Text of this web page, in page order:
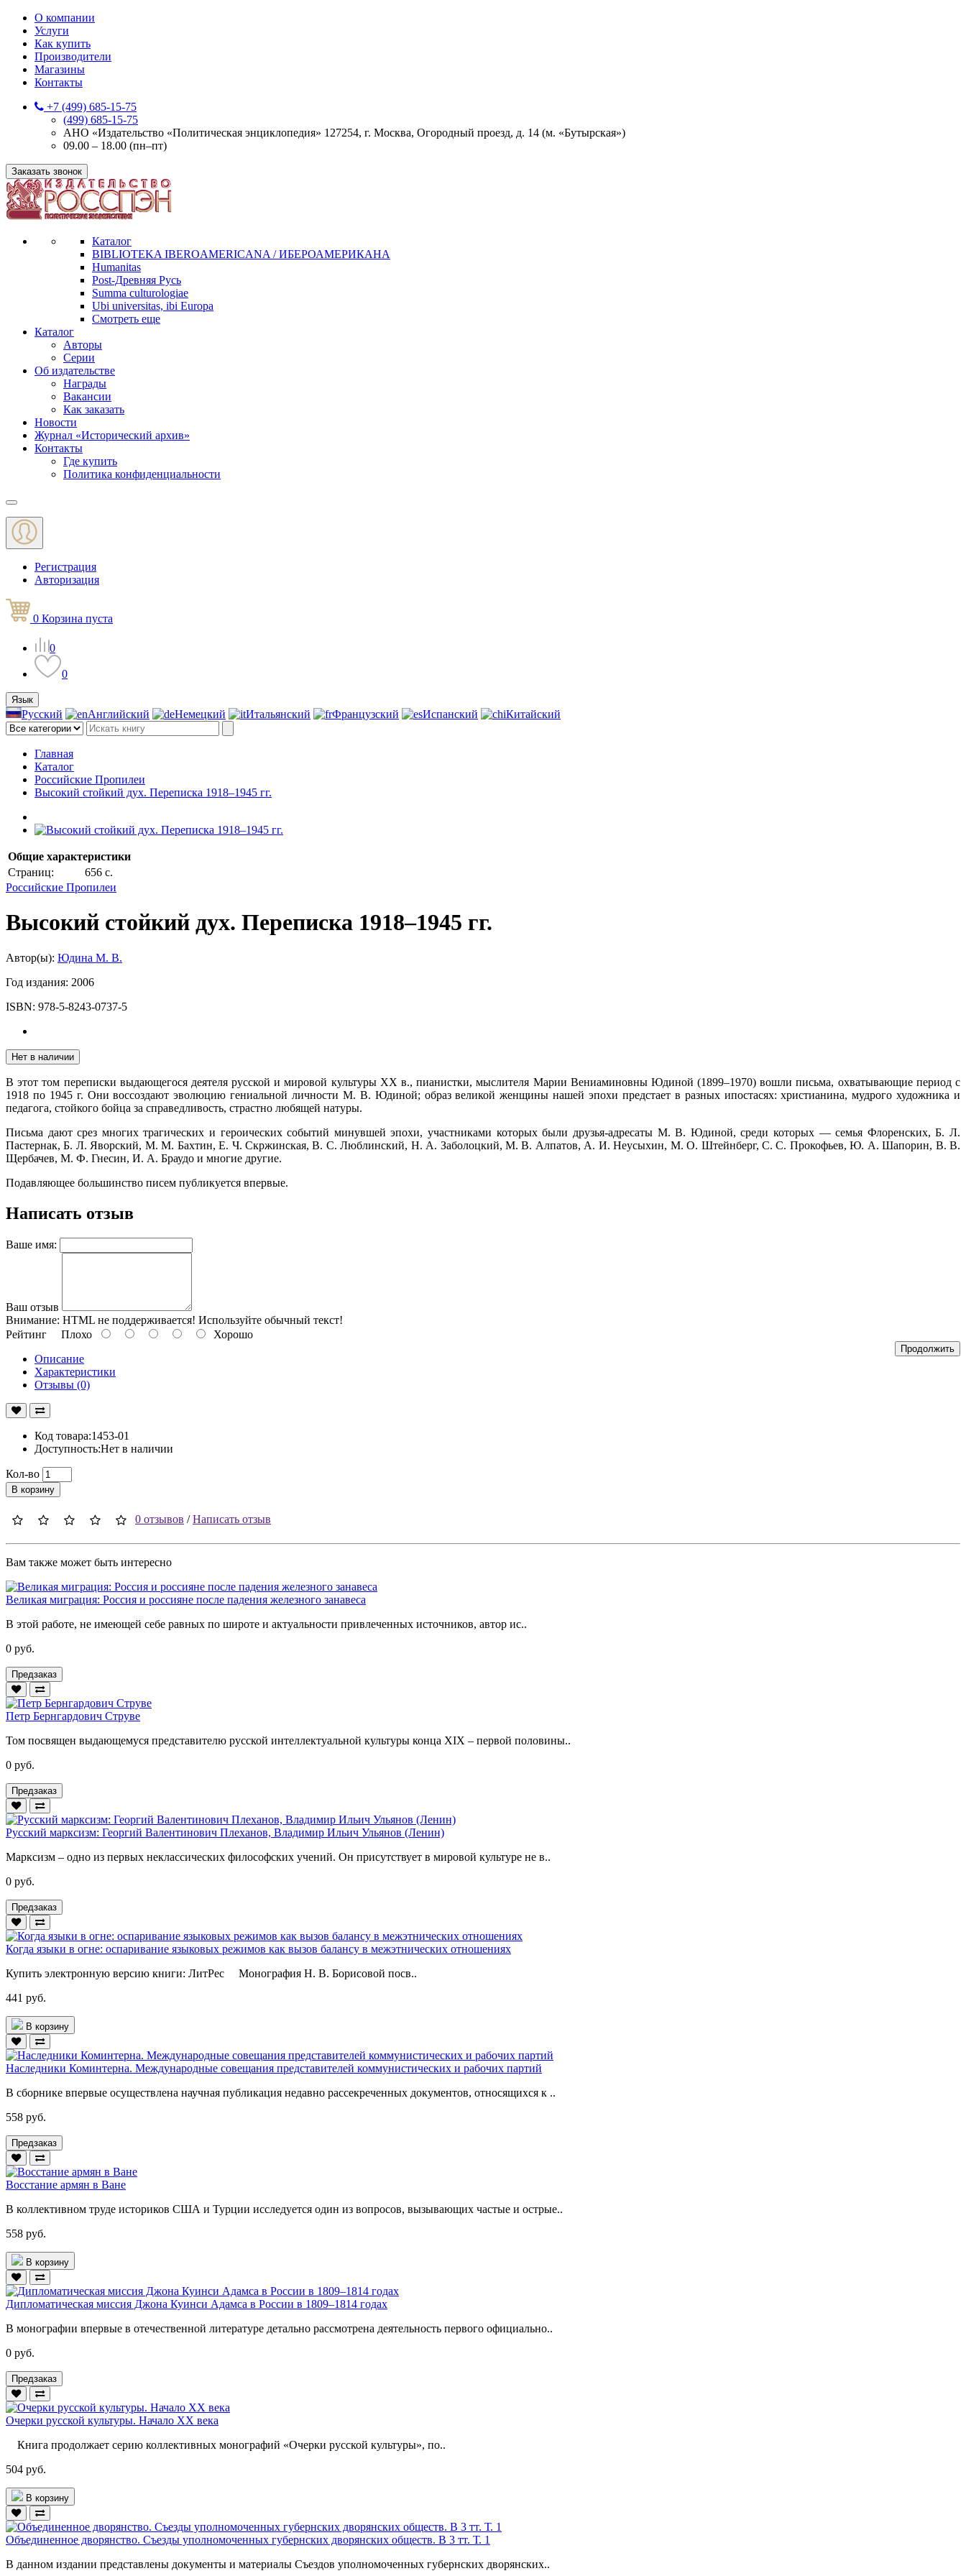
О компании
Услуги
Как купить
Производители
Магазины
Контакты
+7 (499) 685-15-75
(499) 685-15-75
АНО «Издательство «Политическая энциклопедия» 127254, г. Москва, Огородный проезд, д. 14 (м. «Бутырская»)
09.00 – 18.00 (пн–пт)
Заказать звонок
Каталог
BIBLIOTEKA IBEROAMERICANA / ИБЕРОАМЕРИКАНА
Humanitas
Post-Древняя Русь
Summa culturologiae
Ubi universitas, ibi Europa
Смотреть еще
Каталог
Авторы
Серии
Об издательстве
Награды
Вакансии
Как заказать
Новости
Журнал «Исторический архив»‎
Контакты
Где купить
Политика конфиденциальности
Меню
Регистрация
Авторизация
0 Корзина пуста
0
0
Язык
Русский Английский Немецкий Итальянский Французский Испанский Китайский
Главная
Каталог
Российские Пропилеи
Высокий стойкий дух. Переписка 1918–1945 гг.
Общие характеристики
Страниц:
656 с.
Российские Пропилеи
Высокий стойкий дух. Переписка 1918–1945 гг.
Автор(ы): Юдина М. В.
Год издания: 2006
ISBN: 978-5-8243-0737-5
Нет в наличии
В этот том переписки выдающегося деятеля русской и мировой культуры ХХ в., пианистки, мыслителя Марии Вениаминовны Юдиной (1899–1970) вошли письма, охватывающие период с
1918 по 1945 г. Они воссоздают эволюцию гениальной личности М. В. Юдиной; образ великой женщины нашей эпохи предстает в разных ипостасях: христианина, мудрого художника и
педагога, стойкого бойца за справедливость, страстно любящей натуры.
Письма дают срез многих трагических и героических событий минувшей эпохи, участниками которых были друзья-адресаты М. В. Юдиной, среди которых — семья Флоренских, Б. Л.
Пастернак, Б. Л. Яворский, М. М. Бахтин, Е. Ч. Скржинская, В. С. Люблинский, Н. А. Заболоцкий, М. В. Алпатов, А. И. Неусыхин, М. О. Штейнберг, С. С. Прокофьев, Ю. А. Шапорин, В. В.
Щербачев, М. Ф. Гнесин, И. А. Браудо и многие другие.
Подавляющее большинство писем публикуется впервые.
Написать отзыв
Ваше имя:
Ваш отзыв
Внимание: HTML не поддерживается! Используйте обычный текст!
Рейтинг Плохо Хорошо
Продолжить
Описание
Характеристики
Отзывы (0)
Код товара:1453-01
Доступность:Нет в наличии
Кол-во
В корзину
0 отзывов /Написать отзыв
Вам также может быть интересно
Великая миграция: Россия и россияне после падения железного занавеса
В этой работе, не имеющей себе равных по широте и актуальности привлеченных источников, автор ис..
0 руб.
Предзаказ
Петр Бернгардович Струве
Том посвящен выдающемуся представителю русской интеллектуальной культуры конца XIX – первой половины..
0 руб.
Предзаказ
Русский марксизм: Георгий Валентинович Плеханов, Владимир Ильич Ульянов (Ленин)
Марксизм – одно из первых неклассических философских учений. Он присутствует в мировой культуре не в..
0 руб.
Предзаказ
Когда языки в огне: оспаривание языковых режимов как вызов балансу в межэтнических отношениях
Купить электронную версию книги: ЛитРес Монография Н. В. Борисовой посв..
441 руб.
В корзину
Наследники Коминтерна. Международные совещания представителей коммунистических и рабочих партий
В сборнике впервые осуществлена научная публикация недавно рассекреченных документов, относящихся к ..
558 руб.
Предзаказ
Восстание армян в Ване
В коллективном труде историков США и Турции исследуется один из вопросов, вызывающих частые и острые..
558 руб.
В корзину
Дипломатическая миссия Джона Куинси Адамса в России в 1809–1814 годах
В монографии впервые в отечественной литературе детально рассмотрена деятельность первого официально..
0 руб.
Предзаказ
Очерки русской культуры. Начало XX века
Книга продолжает серию коллективных монографий «Очерки русской культуры», по..
504 руб.
В корзину
Объединенное дворянство. Съезды уполномоченных губернских дворянских обществ. В 3 тт. Т. 1
В данном издании представлены документы и материалы Съездов уполномоченных губернских дворянских..